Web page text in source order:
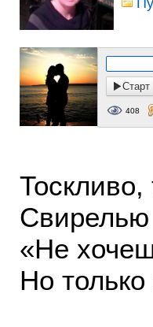
Старт
408
Тоскливо,
Свирелью
«Не
Но